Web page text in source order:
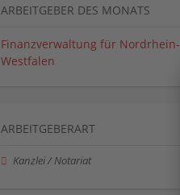
ARBEITGEBER DES MONATS
Finanzverwaltung für Nordrhein-
Westfalen
ARBEITGEBERART
Kanzlei / Notariat